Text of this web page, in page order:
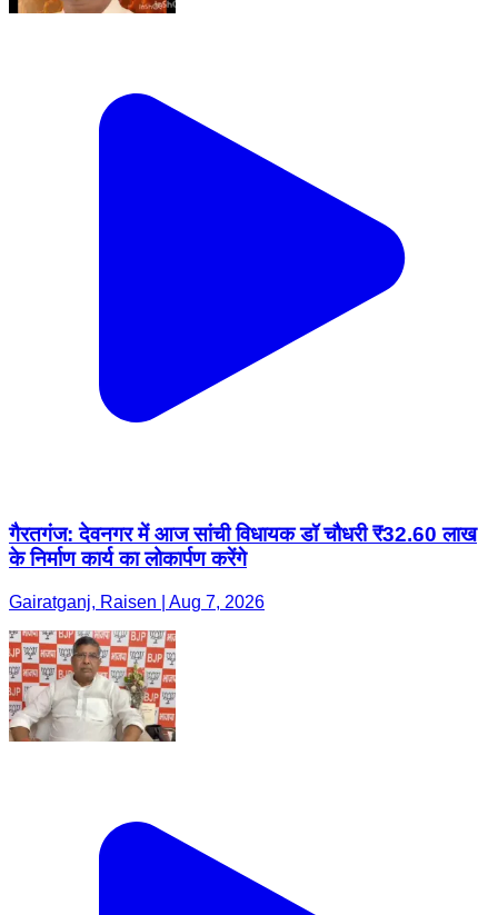
गैरतगंज: देवनगर में आज सांची विधायक डॉ चौधरी ₹32.60 लाख
के निर्माण कार्य का लोकार्पण करेंगे
Gairatganj, Raisen | Aug 7, 2026